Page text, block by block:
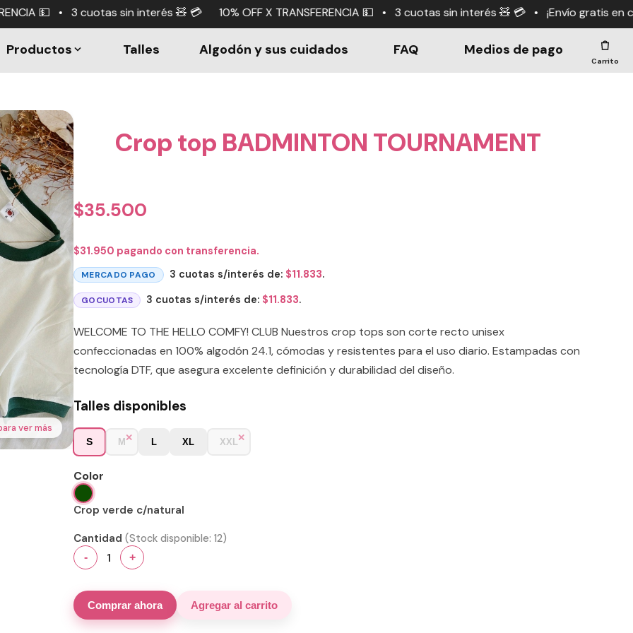
interés 🧸 💳 10% OFF X TRANSFERENCIA 💵 • 3 cuotas sin interés 🧸 💳 • ¡Envío gratis en compras +$190.000!
Productos Talles Algodón y sus cuidados FAQ Medios de pago
Carrito
ver más
Crop top BADMINTON TOURNAMENT
$35.500
$31.950 pagando con transferencia.
MERCADO PAGO 3 cuotas s/interés de: $11.833.
GOCUOTAS 3 cuotas s/interés de: $11.833.
WELCOME TO THE HELLO COMFY! CLUB Nuestros crop tops son corte recto unisex
confeccionadas en 100% algodón 24.1, cómodas y resistentes para el uso diario. Estampadas con
tecnología DTF, que asegura excelente definición y durabilidad del diseño.
Talles disponibles
S M L XL XXL
Color
Crop verde c/natural
Cantidad (Stock disponible: 12)
- 1 +
Comprar ahora Agregar al carrito